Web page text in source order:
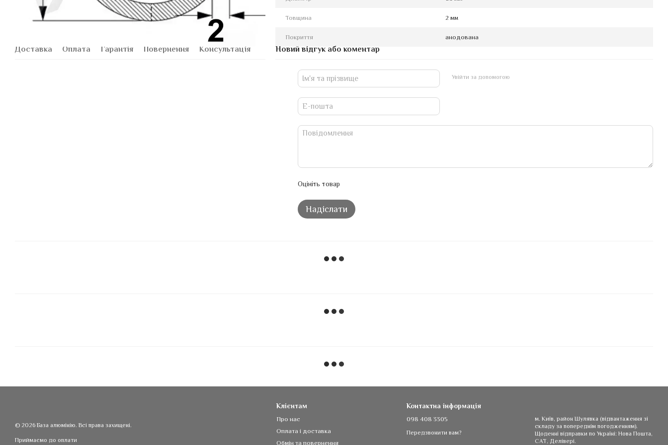
Доставка Оплата Гарантія Повернення Консультація
Товщина 2 мм
Покриття анодована
Новий відгук або коментар
Увійти за допомогою
Оцініть товар
Надіслати
© 2026 База алюмінію. Всі права захищені.
Приймаємо до оплати
Клієнтам
Про нас
Оплата і доставка
Обмін та повернення
Контактна інформація
098 408 3305
Передзвонити вам?
м. Київ, район Шулявка (відвантаження зі
складу за попереднім погодженням).
Щоденні відправки по Україні: Нова Пошта,
САТ, Делівері.